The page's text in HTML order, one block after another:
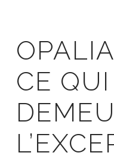
CE QUI